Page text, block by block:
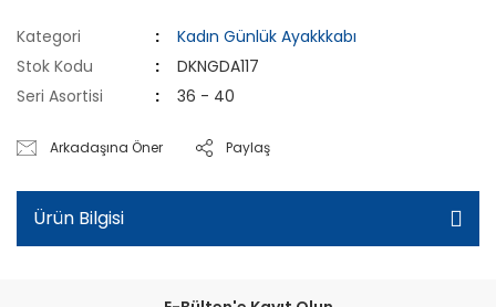
Kategori
Kadın Günlük Ayakkkabı
Stok Kodu
DKNGDA117
Seri Asortisi
36 - 40
Arkadaşına Öner Paylaş
Ürün Bilgisi